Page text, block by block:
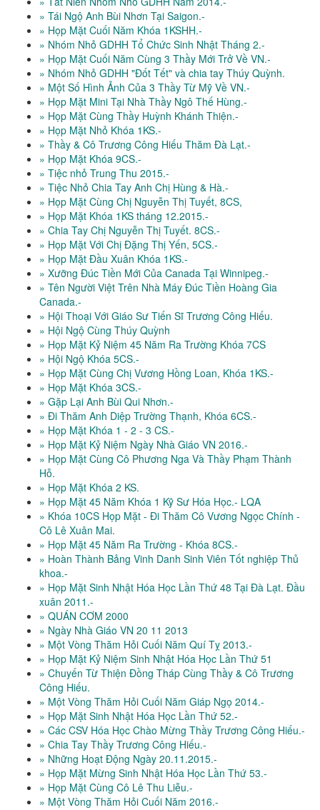
» Tái Ngộ Anh Bùi Nhơn Tại Saigon.-
» Họp Mặt Cuối Năm Khóa 1KSHH.-
» Nhóm Nhỏ GDHH Tổ Chức Sinh Nhật Tháng 2.-
» Họp Mặt Cuối Năm Cùng 3 Thầy Mới Trở Về VN.-
» Nhóm Nhỏ GDHH "Đốt Tết" và chia tay Thúy Quỳnh.
» Một Số Hình Ảnh Của 3 Thầy Từ Mỹ Về VN.-
» Họp Mặt Mini Tại Nhà Thầy Ngô Thế Hùng.-
» Họp Mặt Cùng Thầy Huỳnh Khánh Thiện.-
» Họp Mặt Nhỏ Khóa 1KS.-
» Thầy & Cô Trương Công Hiếu Thăm Đà Lạt.-
» Họp Mặt Khóa 9CS.-
» Tiệc nhỏ Trung Thu 2015.-
» Tiệc Nhỏ Chia Tay Anh Chị Hùng & Hà.-
» Họp Mặt Cùng Chị Nguyễn Thị Tuyết, 8CS,
» Họp Mặt Khóa 1KS tháng 12.2015.-
» Chia Tay Chị Nguyễn Thị Tuyết. 8CS.-
» Họp Mặt Với Chị Đặng Thị Yến, 5CS.-
» Họp Mặt Đầu Xuân Khóa 1KS.-
» Xưỡng Đúc Tiền Mới Của Canada Tại Winnipeg.-
» Tên Người Việt Trên Nhà Máy Đúc Tiền Hoàng Gia
Canada.-
» Hội Thoại Với Giáo Sư Tiến Sĩ Trương Công Hiếu.
» Hội Ngộ Cùng Thúy Quỳnh
» Họp Mặt Kỷ Niệm 45 Năm Ra Trường Khóa 7CS
» Hội Ngộ Khóa 5CS.-
» Họp Mặt Cùng Chị Vương Hồng Loan, Khóa 1KS.-
» Họp Mặt Khóa 3CS.-
» Gặp Lại Anh Bùi Qui Nhơn.-
» Đi Thăm Anh Diệp Trường Thạnh, Khóa 6CS.-
» Họp Mặt Khóa 1 - 2 - 3 CS.-
» Họp Mặt Kỷ Niệm Ngày Nhà Giáo VN 2016.-
» Họp Mặt Cùng Cô Phương Nga Và Thầy Phạm Thành
Hỗ.
» Họp Mặt Khóa 2 KS.
» Họp Mặt 45 Năm Khóa 1 Kỹ Sư Hóa Học.- LQA
» Khóa 10CS Họp Mặt - Đi Thăm Cô Vương Ngọc Chính -
Cô Lê Xuân Mai.
» Họp Mặt 45 Năm Ra Trường - Khóa 8CS.-
» Hoàn Thành Bảng Vinh Danh Sinh Viên Tốt nghiệp Thủ
khoa.-
» Họp Mặt Sinh Nhật Hóa Học Lần Thứ 48 Tại Đà Lạt. Đầu
xuân 2011.-
» QUÁN CƠM 2000
» Ngày Nhà Giáo VN 20 11 2013
» Một Vòng Thăm Hỏi Cuối Năm Quí Tỵ 2013.-
» Họp Mặt Kỷ Niệm Sinh Nhật Hóa Học Lần Thứ 51
» Chuyến Từ Thiện Đồng Tháp Cùng Thầy & Cô Trương
Công Hiếu.
» Một Vòng Thăm Hỏi Cuối Năm Giáp Ngọ 2014.-
» Họp Mặt Sinh Nhật Hóa Học Lần Thứ 52.-
» Các CSV Hóa Học Chào Mừng Thầy Trương Công Hiếu.-
» Chia Tay Thầy Trương Công Hiếu.-
» Những Hoạt Động Ngày 20.11.2015.-
» Họp Mặt Mừng Sinh Nhật Hóa Học Lần Thứ 53.-
» Họp Mặt Cùng Cô Lê Thu Liễu.-
» Một Vòng Thăm Hỏi Cuối Năm 2016.-